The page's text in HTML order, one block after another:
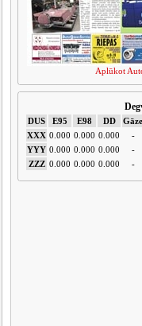
Aplūkot
DUS E95 E98 DD
Gāze
XXX 0.000 0.000 0.000
-
YYY 0.000 0.000 0.000
-
ZZZ 0.000 0.000 0.000 -